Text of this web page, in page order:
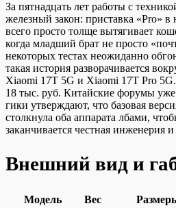
За пятнадцать лет работы с
железный закон: приставка «Pro» в
всего просто толще вытягивает
когда младший брат не просто
некоторых тестах неожиданно
такая история разворачивается
Xiaomi 17T 5G и Xiaomi 17T Pro
18 тыс. руб. Китайские форумы уже
гики утверждают, что базовая
столкнула оба аппарата лбами,
заканчивается честная инженерия
Внешний вид и
Модель Вес